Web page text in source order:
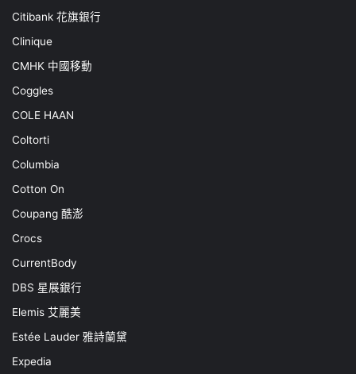
Citibank 花旗銀行
Clinique
CMHK 中國移動
Coggles
COLE HAAN
Coltorti
Columbia
Cotton On
Coupang 酷澎
Crocs
CurrentBody
DBS 星展銀行
Elemis 艾麗美
Estée Lauder 雅詩蘭黛
Expedia